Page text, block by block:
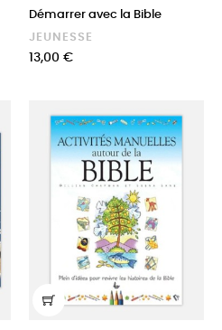
Démarrer avec la Bible
JEUNESSE
Prix
13,00 €